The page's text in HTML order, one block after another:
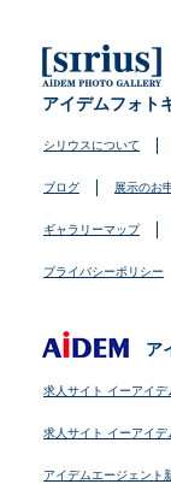
アイデムフォト
シリウスについて
ブログ 展示のお
ギャラリーマップ
プライバシーポリシー
ア
求人サイト イーアイ
求人サイト イーアイデ
アイデムエージェント